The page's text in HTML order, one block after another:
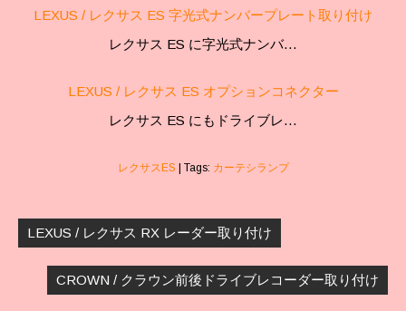
LEXUS / レクサス ES 字光式ナンバープレート取り付け
レクサス ES に字光式ナンバ…
LEXUS / レクサス ES オプションコネクター
レクサス ES にもドライブレ…
レクサスES | Tags: カーテシランプ
稿
ナ
LEXUS / レクサス RX レーダー取り付け
CROWN / クラウン前後ドライブレコーダー取り付け